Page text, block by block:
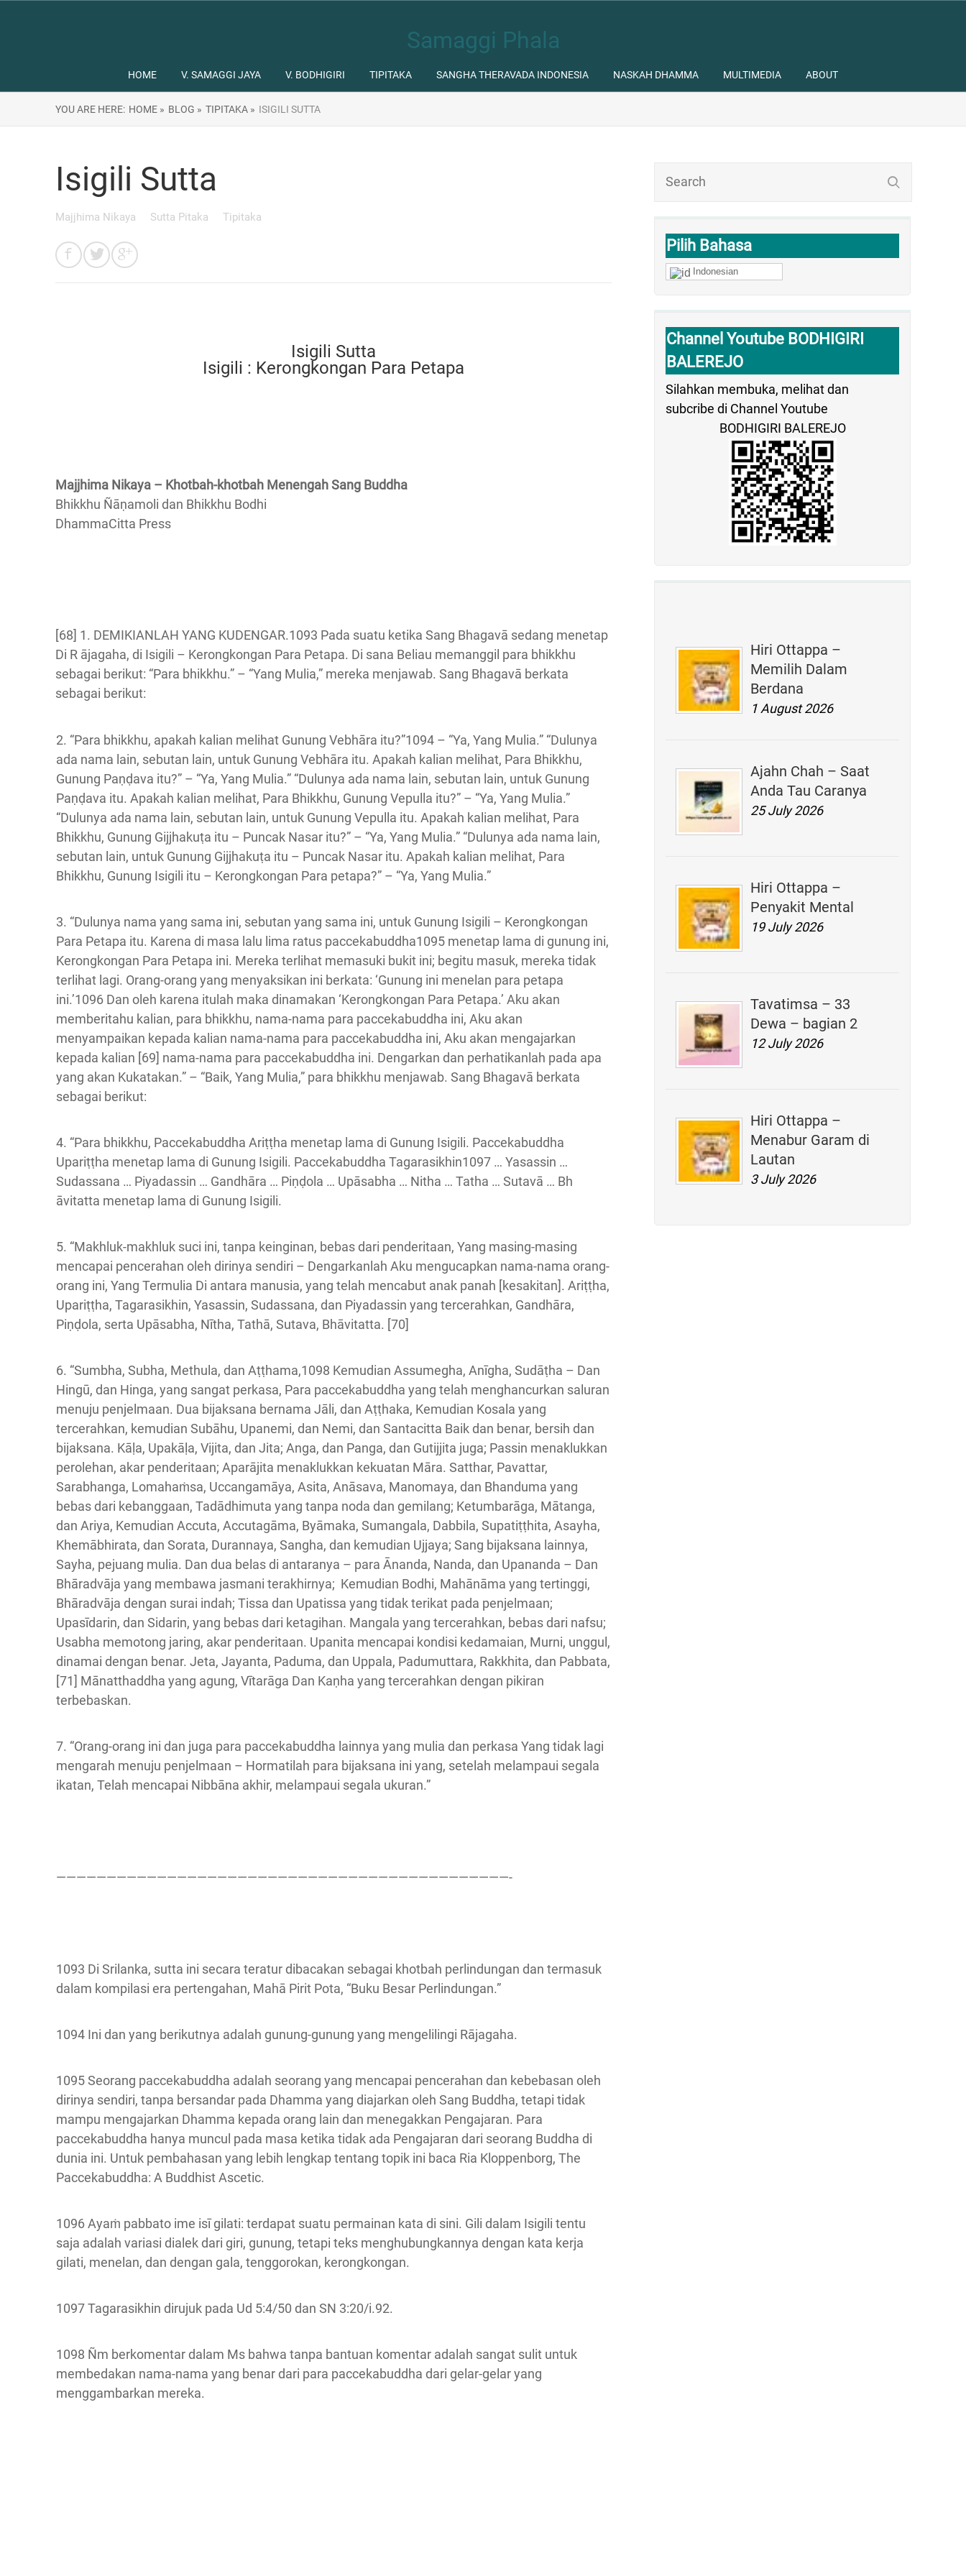
Samaggi Phala
HOME V. SAMAGGI JAYA V. BODHIGIRI TIPITAKA SANGHA THERAVADA INDONESIA NASKAH DHAMMA MULTIMEDIA ABOUT
YOU ARE HERE: HOME » BLOG » TIPITAKA » ISIGILI SUTTA
Pilih Bahasa
Indonesian
Channel Youtube BODHIGIRI
BALEREJO
Silahkan membuka, melihat dan
subcribe di Channel Youtube
BODHIGIRI BALEREJO
Hiri Ottappa –
Memilih Dalam
Berdana
1 August 2026
Ajahn Chah – Saat
Anda Tau Caranya
25 July 2026
Hiri Ottappa –
Penyakit Mental
19 July 2026
Tavatimsa – 33
Dewa – bagian 2
12 July 2026
Hiri Ottappa –
Menabur Garam di
Lautan
3 July 2026
Isigili Sutta
Majjhima Nikaya Sutta Pitaka Tipitaka
Isigili Sutta
Isigili : Kerongkongan Para Petapa
Majjhima Nikaya – Khotbah-khotbah Menengah Sang Buddha
Bhikkhu Ñāṇamoli dan Bhikkhu Bodhi
DhammaCitta Press
[68] 1. DEMIKIANLAH YANG KUDENGAR.1093 Pada suatu ketika Sang Bhagavā sedang menetap
Di R ājagaha, di Isigili – Kerongkongan Para Petapa. Di sana Beliau memanggil para bhikkhu
sebagai berikut: “Para bhikkhu.” – “Yang Mulia,” mereka menjawab. Sang Bhagavā berkata
sebagai berikut:
2. “Para bhikkhu, apakah kalian melihat Gunung Vebhāra itu?”1094 – “Ya, Yang Mulia.” “Dulunya
ada nama lain, sebutan lain, untuk Gunung Vebhāra itu. Apakah kalian melihat, Para Bhikkhu,
Gunung Paṇḍava itu?” – “Ya, Yang Mulia.” “Dulunya ada nama lain, sebutan lain, untuk Gunung
Paṇḍava itu. Apakah kalian melihat, Para Bhikkhu, Gunung Vepulla itu?” – “Ya, Yang Mulia.”
“Dulunya ada nama lain, sebutan lain, untuk Gunung Vepulla itu. Apakah kalian melihat, Para
Bhikkhu, Gunung Gijjhakuṭa itu – Puncak Nasar itu?” – “Ya, Yang Mulia.” “Dulunya ada nama lain,
sebutan lain, untuk Gunung Gijjhakuṭa itu – Puncak Nasar itu. Apakah kalian melihat, Para
Bhikkhu, Gunung Isigili itu – Kerongkongan Para petapa?” – “Ya, Yang Mulia.”
3. “Dulunya nama yang sama ini, sebutan yang sama ini, untuk Gunung Isigili – Kerongkongan
Para Petapa itu. Karena di masa lalu lima ratus paccekabuddha1095 menetap lama di gunung ini,
Kerongkongan Para Petapa ini. Mereka terlihat memasuki bukit ini; begitu masuk, mereka tidak
terlihat lagi. Orang-orang yang menyaksikan ini berkata: ‘Gunung ini menelan para petapa
ini.’1096 Dan oleh karena itulah maka dinamakan ‘Kerongkongan Para Petapa.’ Aku akan
memberitahu kalian, para bhikkhu, nama-nama para paccekabuddha ini, Aku akan
menyampaikan kepada kalian nama-nama para paccekabuddha ini, Aku akan mengajarkan
kepada kalian [69] nama-nama para paccekabuddha ini. Dengarkan dan perhatikanlah pada apa
yang akan Kukatakan.” – “Baik, Yang Mulia,” para bhikkhu menjawab. Sang Bhagavā berkata
sebagai berikut:
4. “Para bhikkhu, Paccekabuddha Ariṭṭha menetap lama di Gunung Isigili. Paccekabuddha
Upariṭṭha menetap lama di Gunung Isigili. Paccekabuddha Tagarasikhin1097 … Yasassin …
Sudassana … Piyadassin … Gandhāra … Piṇḍola … Upāsabha … Nitha … Tatha … Sutavā … Bh
āvitatta menetap lama di Gunung Isigili.
5. “Makhluk-makhluk suci ini, tanpa keinginan, bebas dari penderitaan, Yang masing-masing
mencapai pencerahan oleh dirinya sendiri – Dengarkanlah Aku mengucapkan nama-nama orang-
orang ini, Yang Termulia Di antara manusia, yang telah mencabut anak panah [kesakitan]. Ariṭṭha,
Upariṭṭha, Tagarasikhin, Yasassin, Sudassana, dan Piyadassin yang tercerahkan, Gandhāra,
Piṇḍola, serta Upāsabha, Nītha, Tathā, Sutava, Bhāvitatta. [70]
6. “Sumbha, Subha, Methula, dan Aṭṭhama,1098 Kemudian Assumegha, Anīgha, Sudāṭha – Dan
Hingū, dan Hinga, yang sangat perkasa, Para paccekabuddha yang telah menghancurkan saluran
menuju penjelmaan. Dua bijaksana bernama Jāli, dan Aṭṭhaka, Kemudian Kosala yang
tercerahkan, kemudian Subāhu, Upanemi, dan Nemi, dan Santacitta Baik dan benar, bersih dan
bijaksana. Kāḷa, Upakāḷa, Vijita, dan Jita; Anga, dan Panga, dan Gutijjita juga; Passin menaklukkan
perolehan, akar penderitaan; Aparājita menaklukkan kekuatan Māra. Satthar, Pavattar,
Sarabhanga, Lomahaṁsa, Uccangamāya, Asita, Anāsava, Manomaya, dan Bhanduma yang
bebas dari kebanggaan, Tadādhimuta yang tanpa noda dan gemilang; Ketumbarāga, Mātanga,
dan Ariya, Kemudian Accuta, Accutagāma, Byāmaka, Sumangala, Dabbila, Supatiṭṭhita, Asayha,
Khemābhirata, dan Sorata, Durannaya, Sangha, dan kemudian Ujjaya; Sang bijaksana lainnya,
Sayha, pejuang mulia. Dan dua belas di antaranya – para Ānanda, Nanda, dan Upananda – Dan
Bhāradvāja yang membawa jasmani terakhirnya; Kemudian Bodhi, Mahānāma yang tertinggi,
Bhāradvāja dengan surai indah; Tissa dan Upatissa yang tidak terikat pada penjelmaan;
Upasīdarin, dan Sidarin, yang bebas dari ketagihan. Mangala yang tercerahkan, bebas dari nafsu;
Usabha memotong jaring, akar penderitaan. Upanita mencapai kondisi kedamaian, Murni, unggul,
dinamai dengan benar. Jeta, Jayanta, Paduma, dan Uppala, Padumuttara, Rakkhita, dan Pabbata,
[71] Mānatthaddha yang agung, Vītarāga Dan Kaṇha yang tercerahkan dengan pikiran
terbebaskan.
7. “Orang-orang ini dan juga para paccekabuddha lainnya yang mulia dan perkasa Yang tidak lagi
mengarah menuju penjelmaan – Hormatilah para bijaksana ini yang, setelah melampaui segala
ikatan, Telah mencapai Nibbāna akhir, melampaui segala ukuran.”
—————————————————————————————————————————————-
1093 Di Srilanka, sutta ini secara teratur dibacakan sebagai khotbah perlindungan dan termasuk
dalam kompilasi era pertengahan, Mahā Pirit Pota, “Buku Besar Perlindungan.”
1094 Ini dan yang berikutnya adalah gunung-gunung yang mengelilingi Rājagaha.
1095 Seorang paccekabuddha adalah seorang yang mencapai pencerahan dan kebebasan oleh
dirinya sendiri, tanpa bersandar pada Dhamma yang diajarkan oleh Sang Buddha, tetapi tidak
mampu mengajarkan Dhamma kepada orang lain dan menegakkan Pengajaran. Para
paccekabuddha hanya muncul pada masa ketika tidak ada Pengajaran dari seorang Buddha di
dunia ini. Untuk pembahasan yang lebih lengkap tentang topik ini baca Ria Kloppenborg, The
Paccekabuddha: A Buddhist Ascetic.
1096 Ayaṁ pabbato ime isī gilati: terdapat suatu permainan kata di sini. Gili dalam Isigili tentu
saja adalah variasi dialek dari giri, gunung, tetapi teks menghubungkannya dengan kata kerja
gilati, menelan, dan dengan gala, tenggorokan, kerongkongan.
1097 Tagarasikhin dirujuk pada Ud 5:4/50 dan SN 3:20/i.92.
1098 Ñm berkomentar dalam Ms bahwa tanpa bantuan komentar adalah sangat sulit untuk
membedakan nama-nama yang benar dari para paccekabuddha dari gelar-gelar yang
menggambarkan mereka.